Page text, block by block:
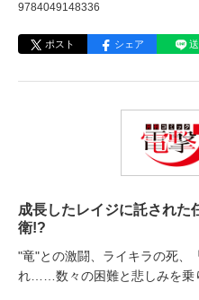
9784049148336
ポスト シェア
成長したレイジに託され
衛!?
"竜"との激闘、ライキラの死、
れ……数々の困難と悲しみを乗